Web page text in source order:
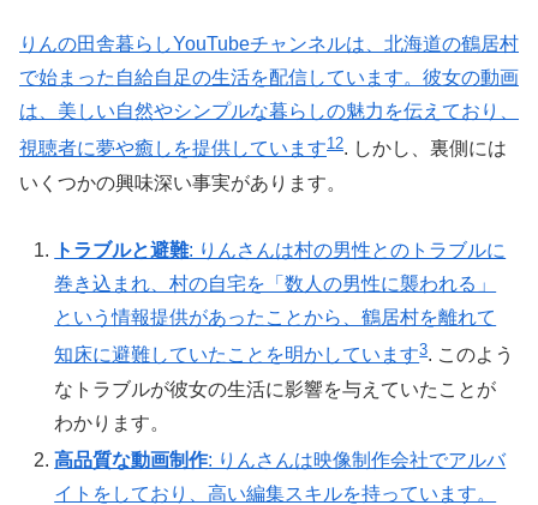
りんの田舎暮らしYouTubeチャンネルは、北海道の鶴居村
で始まった自給自足の生活を配信しています。彼女の動画
は、美しい自然やシンプルな暮らしの魅力を伝えており、
視聴者に夢や癒しを提供しています1 2. しかし、裏側には
いくつかの興味深い事実があります。
トラブルと避難: りんさんは村の男性とのトラブルに
巻き込まれ、村の自宅を「数人の男性に襲われる」
という情報提供があったことから、鶴居村を離れて
知床に避難していたことを明かしています3. このよう
なトラブルが彼女の生活に影響を与えていたことが
わかります。
高品質な動画制作: りんさんは映像制作会社でアルバ
イトをしており、高い編集スキルを持っています。